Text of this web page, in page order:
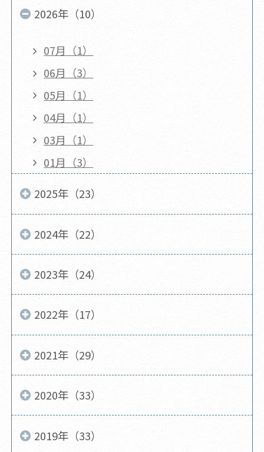
2026年（10）
07月（1）
06月（3）
05月（1）
04月（1）
03月（1）
01月（3）
2025年（23）
2024年（22）
2023年（24）
2022年（17）
2021年（29）
2020年（33）
2019年（33）